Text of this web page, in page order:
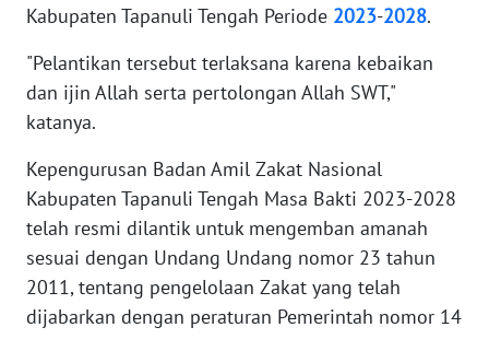
Kabupaten Tapanuli Tengah Periode 2023-2028.
"Pelantikan tersebut terlaksana karena kebaikan
dan ijin Allah serta pertolongan Allah SWT,"
katanya.
Kepengurusan Badan Amil Zakat Nasional
Kabupaten Tapanuli Tengah Masa Bakti 2023-2028
telah resmi dilantik untuk mengemban amanah
sesuai dengan Undang Undang nomor 23 tahun
2011, tentang pengelolaan Zakat yang telah
dijabarkan dengan peraturan Pemerintah nomor 14
WN
WN
JAMBI
WN
SULTRA
WN
NTB